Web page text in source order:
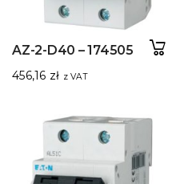
AZ-2-D40 – 174505
456,16 zł z VAT